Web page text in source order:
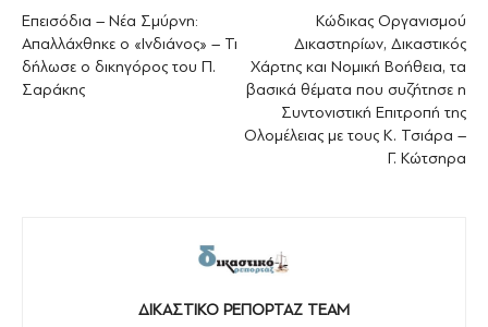
Επεισόδια – Νέα Σμύρνη:
Απαλλάχθηκε ο «Ινδιάνος» – Τι
δήλωσε ο δικηγόρος του Π.
Σαράκης
Κώδικας Οργανισμού
Δικαστηρίων, Δικαστικός
Χάρτης και Νομική Βοήθεια, τα
βασικά θέματα που συζήτησε η
Συντονιστική Επιτροπή της
Ολομέλειας με τους Κ. Τσιάρα –
Γ. Κώτσηρα
ΔΙΚΑΣΤΙΚΟ ΡΕΠΟΡΤΑΖ TEAM